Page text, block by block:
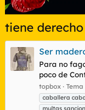
tiene
Ser
Para no
poco de
topbox Tema
caballera
multas